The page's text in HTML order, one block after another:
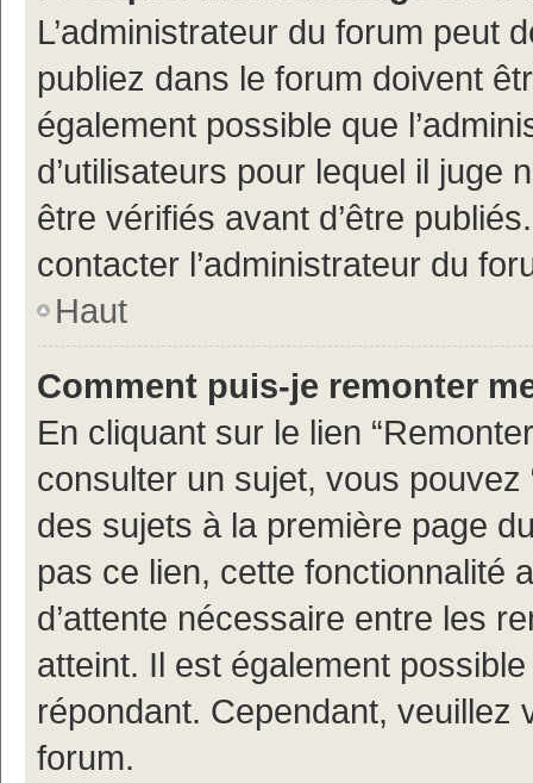
L’administrateur du forum peut
publiez dans le forum doivent
également possible que
d’utilisateurs pour lequel il juge
être vérifiés avant d’être
contacter l’administrateur du
Haut
Comment puis-je remonter
En cliquant sur le lien
consulter un sujet, vous pouvez
des sujets à la première page
pas ce lien, cette fonctionnalité
d’attente nécessaire entre les
atteint. Il est également
répondant. Cependant,
forum.